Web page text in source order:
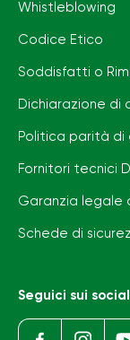
Whistleblowing
Codice Etico
Soddisfatti o
Dichiarazione di
Politica parità di
Fornitori tecnici
Garanzia legale
Schede di
Seguici sui